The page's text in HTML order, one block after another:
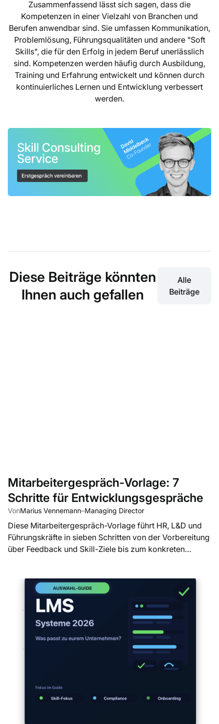
Zusammenfassend lässt sich sagen, dass die
Kompetenzen in einer Vielzahl von Branchen und
Berufen anwendbar sind. Sie umfassen Kommunikation,
Problemlösung, Führungsqualitäten und andere "Soft
Skills", die für den Erfolg in jedem Beruf unerlässlich
sind. Kompetenzen werden häufig durch Ausbildung,
Training und Erfahrung entwickelt und können durch
kontinuierliches Lernen und Entwicklung verbessert
werden.
Diese Beiträge könnten
Ihnen auch gefallen
Alle
Beiträge
Mitarbeitergespräch-Vorlage: 7
Schritte für Entwicklungsgespräche
VonMarius Vennemann–Managing Director
Diese Mitarbeitergespräch-Vorlage führt HR, L&D und
Führungskräfte in sieben Schritten von der Vorbereitung
über Feedback und Skill-Ziele bis zum konkreten